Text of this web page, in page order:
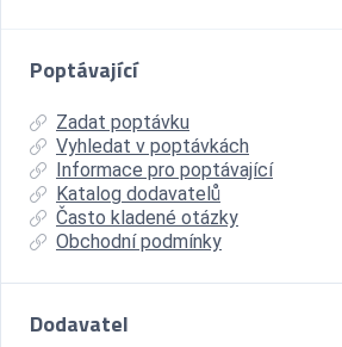
Poptávající
Zadat poptávku
Vyhledat v poptávkách
Informace pro poptávající
Katalog dodavatelů
Často kladené otázky
Obchodní podmínky
Dodavatel